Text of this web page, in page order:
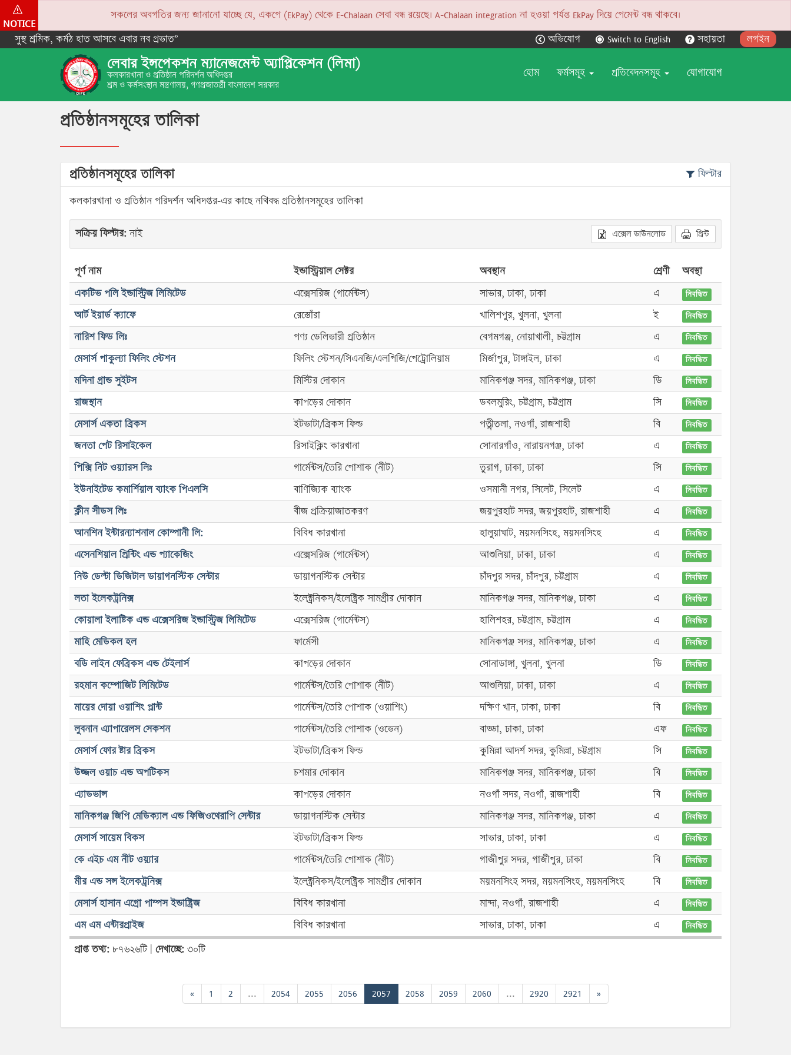
NOTICE
সকলের অবগতির জন্য জানানো যাচ্ছে যে, একপে (EkPay) থেকে E-Chalaan সেবা বন্ধ রয়েছে। A-Chalaan integration না হওয়া পর্যন্ত EkPay দিয়ে পেমেন্ট বন্ধ থাকবে।
সুস্থ শ্রমিক, কর্মঠ হাত আসবে এবার নব প্রভাত”
অভিযোগ Switch to English সহায়তা লগইন
লেবার ইন্সপেকশন ম্যানেজমেন্ট অ্যাপ্লিকেশন (লিমা)
কলকারখানা ও প্রতিষ্ঠান পরিদর্শন অধিদপ্তর
শ্রম ও কর্মসংস্থান মন্ত্রণালয়, গণপ্রজাতন্ত্রী বাংলাদেশ সরকার
হোম ফর্মসমূহ প্রতিবেদনসমূহ যোগাযোগ
প্রতিষ্ঠানসমূহের তালিকা
প্রতিষ্ঠানসমূহের তালিকা ফিল্টার
কলকারখানা ও প্রতিষ্ঠান পরিদর্শন অধিদপ্তর-এর কাছে নথিবদ্ধ প্রতিষ্ঠানসমূহের তালিকা
সক্রিয় ফিল্টার:নাই এক্সেল ডাউনলোড প্রিন্ট
পূর্ণ নাম ইন্ডাস্ট্রিয়াল সেক্টর অবস্থান শ্রেণী
অবস্থা
একটিভ পলি ইন্ডাস্ট্রিজ লিমিটেড
এক্সেসরিজ (গার্মেন্টস) সাভার, ঢাকা, ঢাকা এ নিবন্ধিত
আর্ট ইয়ার্ড ক্যাফে রেস্তোঁরা খালিশপুর, খুলনা, খুলনা ই নিবন্ধিত
নারিশ ফিড লিঃ পণ্য ডেলিভারী প্রতিষ্ঠান বেগমগঞ্জ, নোয়াখালী, চট্টগ্রাম এ নিবন্ধিত
মেসার্স পাকুল্যা ফিলিং স্টেশন ফিলিং স্টেশন/সিএনজি/এলপিজি/পেট্রোলিয়াম মির্জাপুর, টাঙ্গাইল, ঢাকা এ নিবন্ধিত
মদিনা গ্রান্ড সুইটস মিস্টির দোকান মানিকগঞ্জ সদর, মানিকগঞ্জ, ঢাকা ডি নিবন্ধিত
রাজস্থান কাপড়ের দোকান ডবলমুরিং, চট্টগ্রাম, চট্টগ্রাম সি নিবন্ধিত
মেসার্স একতা ব্রিকস ইটভাটা/ব্রিকস ফিল্ড পত্নীতলা, নওগাঁ, রাজশাহী বি নিবন্ধিত
জনতা পেট রিসাইকেল রিসাইক্লিং কারখানা সোনারগাঁও, নারায়নগঞ্জ, ঢাকা এ নিবন্ধিত
পিক্সি নিট ওয়্যারস লিঃ গার্মেন্টস/তৈরি পোশাক (নীট) তুরাগ, ঢাকা, ঢাকা সি নিবন্ধিত
ইউনাইটেড কমার্শিয়াল ব্যাংক পিএলসি বাণিজ্যিক ব্যাংক ওসমানী নগর, সিলেট, সিলেট এ নিবন্ধিত
ক্লীন সীডস লিঃ বীজ প্রক্রিয়াজাতকরণ জয়পুরহাট সদর, জয়পুরহাট, রাজশাহী এ নিবন্ধিত
আনশিন ইন্টারন্যাশনাল কোম্পানী লি: বিবিধ কারখানা হালুয়াঘাট, ময়মনসিংহ, ময়মনসিংহ এ নিবন্ধিত
এসেনশিয়াল প্রিন্টিং এন্ড প্যাকেজিং এক্সেসরিজ (গার্মেন্টস) আশুলিয়া, ঢাকা, ঢাকা এ নিবন্ধিত
নিউ ডেল্টা ডিজিটাল ডায়াগনস্টিক সেন্টার ডায়াগনস্টিক সেন্টার চাঁদপুর সদর, চাঁদপুর, চট্টগ্রাম এ নিবন্ধিত
লতা ইলেকট্রনিক্স ইলেক্ট্রনিকস/ইলেক্ট্রিক সামগ্রীর দোকান মানিকগঞ্জ সদর, মানিকগঞ্জ, ঢাকা এ নিবন্ধিত
কোয়ালা ইলাষ্টিক এন্ড এক্সেসরিজ ইন্ডাস্ট্রিজ লিমিটেড এক্সেসরিজ (গার্মেন্টস) হালিশহর, চট্টগ্রাম, চট্টগ্রাম এ নিবন্ধিত
মাহি মেডিকল হল ফার্মেসী মানিকগঞ্জ সদর, মানিকগঞ্জ, ঢাকা এ নিবন্ধিত
বডি লাইন ফেব্রিকস এন্ড টেইলার্স কাপড়ের দোকান সোনাডাঙ্গা, খুলনা, খুলনা ডি নিবন্ধিত
রহমান কম্পোজিট লিমিটেড গার্মেন্টস/তৈরি পোশাক (নীট) আশুলিয়া, ঢাকা, ঢাকা এ নিবন্ধিত
মায়ের দোয়া ওয়াশিং প্লান্ট গার্মেন্টস/তৈরি পোশাক (ওয়াশিং) দক্ষিণ খান, ঢাকা, ঢাকা বি নিবন্ধিত
লুবনান এ্যাপারেলস সেকশন গার্মেন্টস/তৈরি পোশাক (ওভেন) বাড্ডা, ঢাকা, ঢাকা এফ নিবন্ধিত
মেসার্স ফোর ষ্টার ব্রিকস ইটভাটা/ব্রিকস ফিল্ড কুমিল্লা আদর্শ সদর, কুমিল্লা, চট্টগ্রাম সি নিবন্ধিত
উজ্জল ওয়াচ এন্ড অপটিকস চশমার দোকান মানিকগঞ্জ সদর, মানিকগঞ্জ, ঢাকা বি নিবন্ধিত
এ্যাডভান্স কাপড়ের দোকান নওগাঁ সদর, নওগাঁ, রাজশাহী বি নিবন্ধিত
মানিকগঞ্জ জিপি মেডিক্যাল এন্ড ফিজিওথেরাপি সেন্টার ডায়াগনস্টিক সেন্টার মানিকগঞ্জ সদর, মানিকগঞ্জ, ঢাকা এ নিবন্ধিত
মেসার্স সায়েম বিকস ইটভাটা/ব্রিকস ফিল্ড সাভার, ঢাকা, ঢাকা এ নিবন্ধিত
কে এইচ এম নীট ওয়্যার গার্মেন্টস/তৈরি পোশাক (নীট) গাজীপুর সদর, গাজীপুর, ঢাকা বি নিবন্ধিত
মীর এন্ড সন্স ইলেকট্রনিক্স ইলেক্ট্রনিকস/ইলেক্ট্রিক সামগ্রীর দোকান ময়মনসিংহ সদর, ময়মনসিংহ, ময়মনসিংহ বি নিবন্ধিত
মেসার্স হাসান এগ্রো পাম্পস ইন্ডাষ্ট্রিজ বিবিধ কারখানা মান্দা, নওগাঁ, রাজশাহী এ নিবন্ধিত
এম এম এন্টারপ্রাইজ বিবিধ কারখানা সাভার, ঢাকা, ঢাকা এ নিবন্ধিত
প্রাপ্ত তথ্য: ৮৭৬২৬টি | দেখাচ্ছে: ৩০টি
« 1 2 ... 2054 2055 2056 2057 2058 2059 2060 ... 2920 2921 »